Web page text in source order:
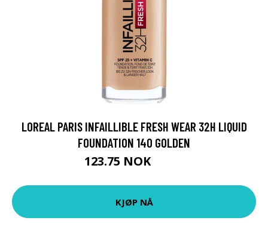
LOREAL PARIS INFAILLIBLE FRESH WEAR 32H LIQUID
FOUNDATION 140 GOLDEN
123.75 NOK
KJØP NÅ